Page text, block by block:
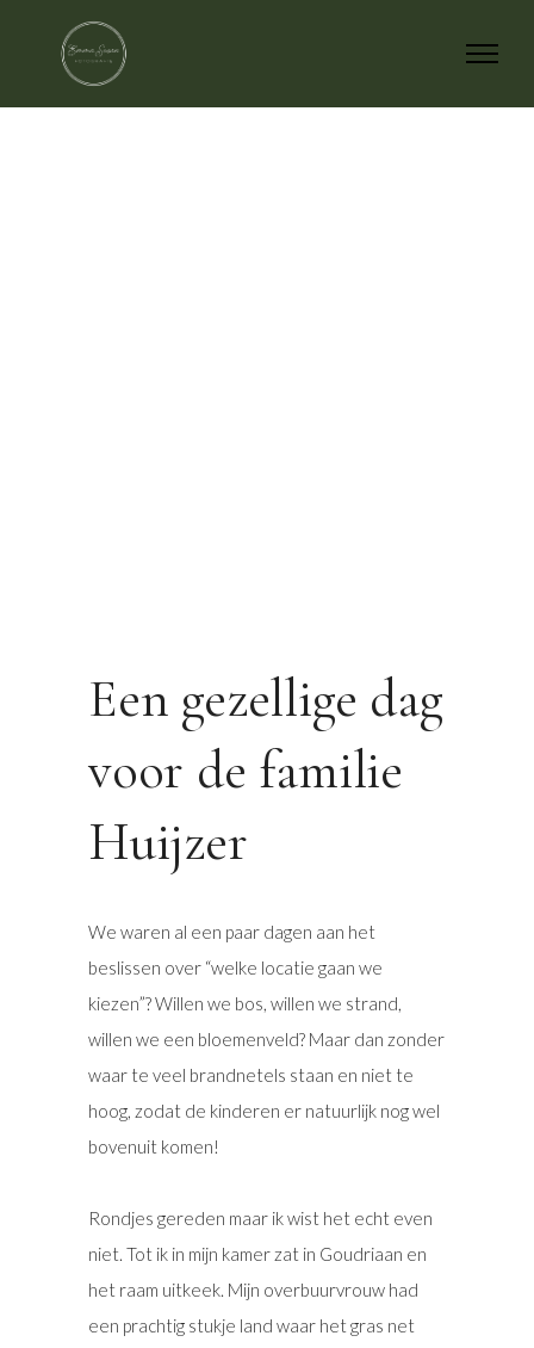
Een gezellige dag
voor de familie
Huijzer
We waren al een paar dagen aan het
beslissen over “welke locatie gaan we
kiezen”? Willen we bos, willen we strand,
willen we een bloemenveld? Maar dan zonder
waar te veel brandnetels staan en niet te
hoog, zodat de kinderen er natuurlijk nog wel
bovenuit komen!
Rondjes gereden maar ik wist het echt even
niet. Tot ik in mijn kamer zat in Goudriaan en
het raam uitkeek. Mijn overbuurvrouw had
een prachtig stukje land waar het gras net